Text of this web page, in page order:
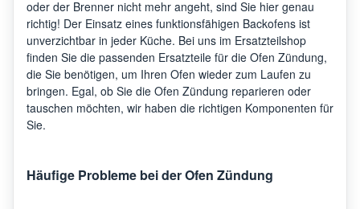
oder der Brenner nicht mehr angeht, sind Sie hier genau
richtig! Der Einsatz eines funktionsfähigen Backofens ist
unverzichtbar in jeder Küche. Bei uns im Ersatzteilshop
finden Sie die passenden Ersatzteile für die Ofen Zündung,
die Sie benötigen, um Ihren Ofen wieder zum Laufen zu
bringen. Egal, ob Sie die Ofen Zündung reparieren oder
tauschen möchten, wir haben die richtigen Komponenten für
Sie.
Häufige Probleme bei der Ofen Zündung